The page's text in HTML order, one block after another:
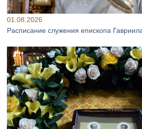
01.08.2026
Расписание служения епископа